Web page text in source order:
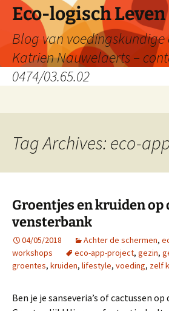
Skip
content
Eco-logisch Leven
Blog van
Katrien Nauwelaerts –
0474/03.65.02
Tag Archives: eco-
Groentjes en kruiden op
vensterbank
04/05/2018 Achter de schermen,
workshops
eco-app-project, gezin,
groentes, kruiden, lifestyle, voeding, zelf
Ben je je sanseveria’s of cactussen